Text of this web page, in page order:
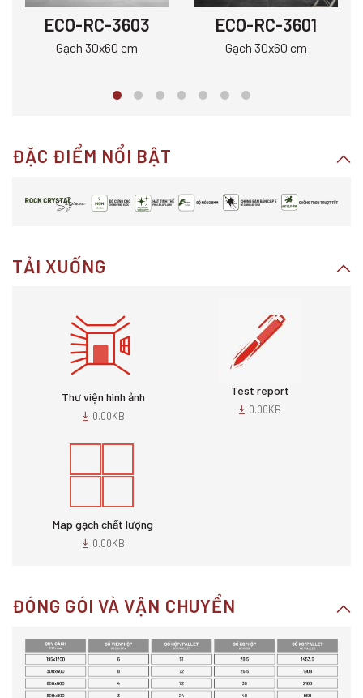
ECO-RC-3603
Gạch 30x60 cm
ECO-RC-3601
Gạch 30x60 cm
ĐẶC ĐIỂM NỔI BẬT
TẢI XUỐNG
Thư viện hình ảnh
0.00KB
Test report
0.00KB
Map gạch chất lượng
0.00KB
ĐÓNG GÓI VÀ VẬN CHUYỂN